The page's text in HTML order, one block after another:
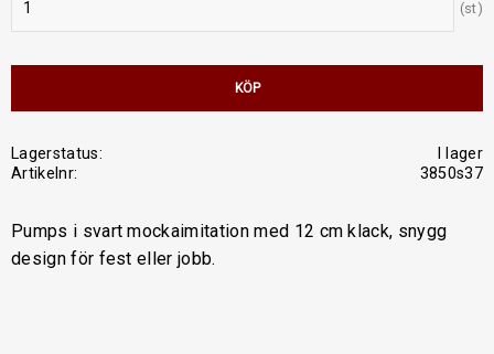
st
KÖP
Lagerstatus
I lager
Artikelnr
3850s37
Pumps i svart mockaimitation med 12 cm klack, snygg
design för fest eller jobb.